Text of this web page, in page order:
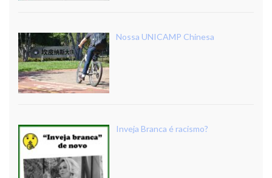
Nossa UNICAMP Chinesa
Inveja Branca é racismo?